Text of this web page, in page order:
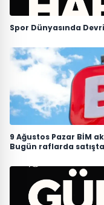
Spor Dünyasında
9 Ağustos Pazar BİM
Bugün raflarda